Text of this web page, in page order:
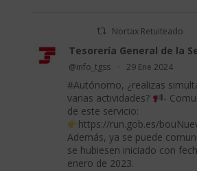
Nortax Retuiteado
Tesorería General de la
@info_tgss · 29 Ene 2024
#Autónomo, ¿realizas
varias actividades?
-
de este servicio:
https://run.gob.es/
Además, ya se puede
se hubiesen iniciado con
enero de 2023.